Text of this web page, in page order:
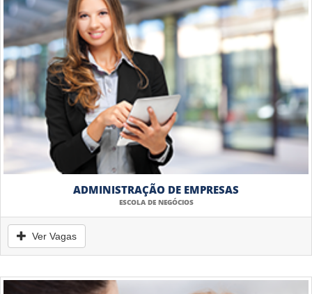
ADMINISTRAÇÃO DE EMPRESAS
ESCOLA DE NEGÓCIOS
Ver Vagas